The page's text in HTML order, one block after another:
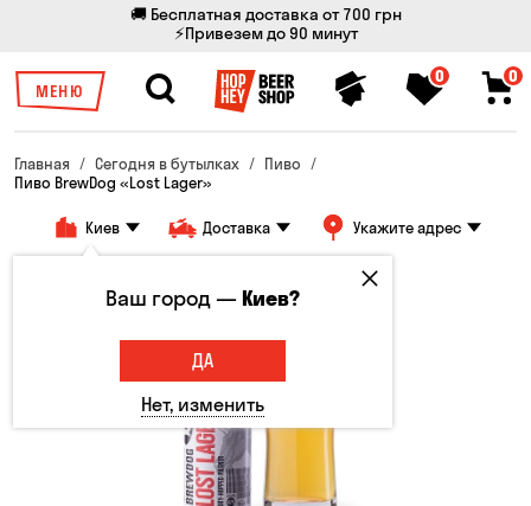
🚚 Бесплатная доставка от 700 грн
⚡Привезем до 90 минут
МЕНЮ
0 0
Главная Сегодня в бутылках
Пиво
Пиво BrewDog «Lost Lager»
Киев Доставка Укажите адрес
Ваш город —Киев?
ДА
Нет, изменить